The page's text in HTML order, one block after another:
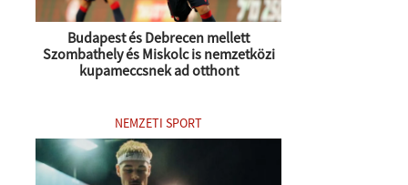
Budapest és Debrecen mellett
Szombathely és Miskolc is nemzetközi
kupameccsnek ad otthont
NEMZETI SPORT